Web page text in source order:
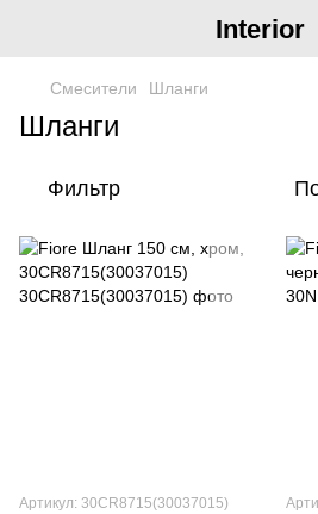
Interior
Смесители Шланги
Шланги
Фильтр
Артикул: 30CR8715(30037015)